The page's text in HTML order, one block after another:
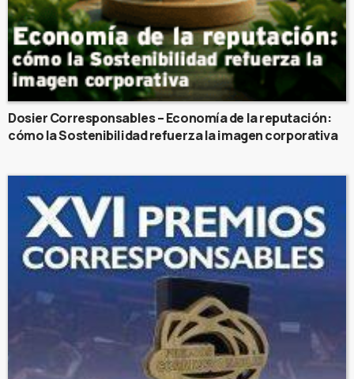
Dosier Corresponsables – Economía de la reputación:
cómo la Sostenibilidad refuerza la imagen corporativa